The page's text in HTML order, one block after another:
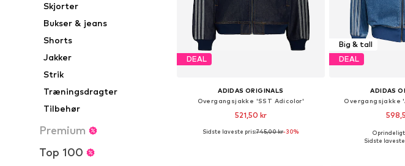
Skjorter
Bukser & jeans
Shorts
Jakker
Strik
Træningsdragter
Tilbehør
Premium
Top 100
DEAL
ADIDAS ORIGINALS
Overgangsjakke 'SST Adicolor'
521,50 kr
Sidste laveste pris:745,00 kr-30%
Big & tall
DEAL
ADIDAS
Overgangsjakke
Sidste laveste